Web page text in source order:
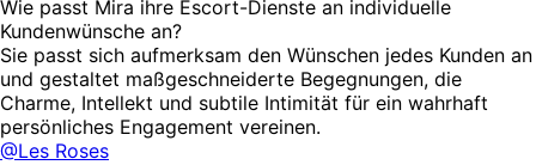
Wie passt Mira ihre Escort-Dienste an individuelle
Kundenwünsche an?
Sie passt sich aufmerksam den Wünschen jedes Kunden an
und gestaltet maßgeschneiderte Begegnungen, die
Charme, Intellekt und subtile Intimität für ein wahrhaft
persönliches Engagement vereinen.
@Les Roses